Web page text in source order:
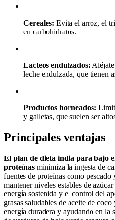
Cereales: Evita el arroz, el
en carbohidratos.
Lácteos endulzados:
leche endulzada, que tienen
Productos horneados:
y galletas, que suelen ser
Principales ventajas
El plan de dieta india para bajo
proteínas minimiza la ingesta de
fuentes de proteínas como pescado
mantener niveles estables de
energía sostenida y el control del
grasas saludables de aceite de
energía duradera y ayudando en la